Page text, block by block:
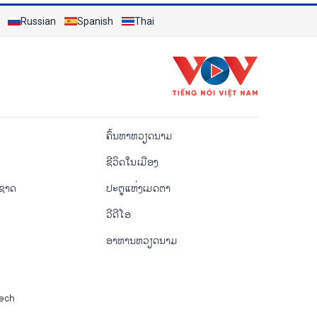
Russian Spanish Thai
ຄົ້ນຫາຫວຽດນາມ
ຊີ​ວິດ​ໃນ​ເມືອງ
າດ
ປະຕູແຫ່ງເມດຕາ
ວີດີໂອ
ອາຫານຫວຽດນາມ